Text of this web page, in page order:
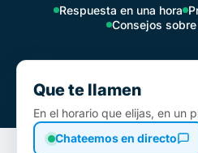
Respuesta en una hora
Consejos
Que te llamen
En el horario que elijas, en un
Chateemos en directo